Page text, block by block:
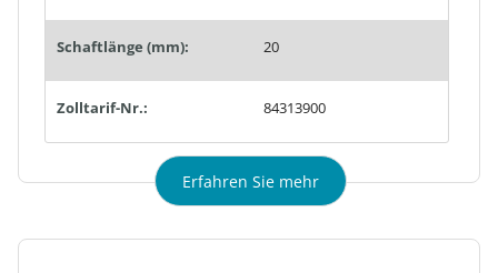
Schaftlänge (mm): 20
Zolltarif-Nr.: 84313900
Erfahren Sie mehr